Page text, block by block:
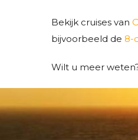
Bekijk cruises van
bijvoorbeeld de 8-
Wilt u meer